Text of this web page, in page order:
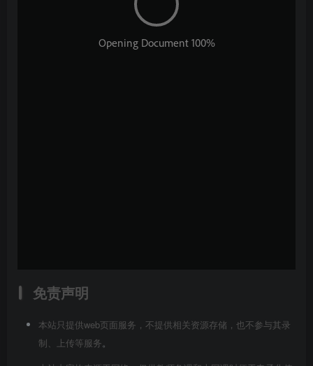
免责声明
本站只提供web页面服务，不提供相关资源存储，也不参与其录
制、上传等服务。